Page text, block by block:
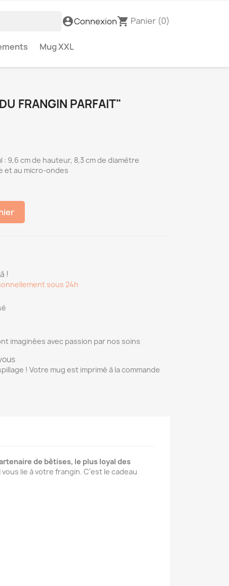
account_circleConnexionshopping_cart Panier (0)
Mug XXL
FRANGIN PARFAIT"
: 9,6 cm de hauteur, 8,3 cm de diamètre
et au micro-ondes
!
sous 24h
imaginées avec passion par nos soins
! Votre mug est imprimé à la commande
de bêtises, le plus loyal des
lie à votre frangin. C'est le cadeau